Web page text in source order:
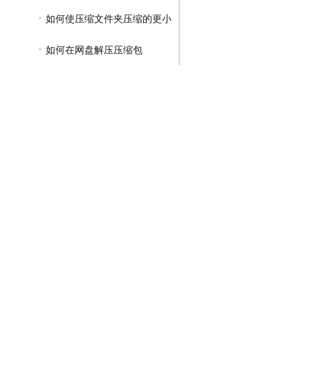
如何使压缩文件夹压缩的更小
如何在网盘解压压缩包